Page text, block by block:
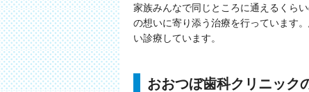
家族みんなで同じところに通えるくら
の想いに寄り添う治療を行っています
い診療しています。
おおつぼ歯科クリニック